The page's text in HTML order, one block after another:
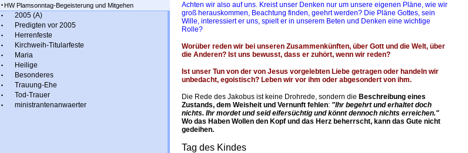
HW Plamsonntag-Begeisterung und Mitgehen
2005 (A)
Predigten vor 2005
Herrenfeste
Kirchweih-Titularfeste
Maria
Heilige
Besonderes
Trauung-Ehe
Tod-Trauer
ministrantenanwaerter
Achten wir also auf uns. Kreist unser Denken nur um unsere eigenen Pläne, wie wir
groß herauskommen, Beachtung finden, geehrt werden? Die Pläne Gottes, sein
Wille, interessiert er uns, spielt er in unserem Beten und Denken eine wichtige
Rolle?
Worüber reden wir bei unseren Zusammenkünften, über Gott und die Welt, über
die Anderen? Ist uns bewusst, dass er zuhört, wenn wir reden?
Ist unser Tun von der von Jesus vorgelebten Liebe getragen oder handeln wir
unbedacht, egoistisch? Leben wir vor ihm oder abgesondert von ihm.
Die Rede des Jakobus ist keine Drohrede, sondern die Beschreibung eines
Zustands, dem Weisheit und Vernunft fehlen: "Ihr begehrt und erhaltet doch
nichts. Ihr mordet und seid eifersüchtig und könnt dennoch nichts erreichen."
Wo das Haben Wollen den Kopf und das Herz beherrscht, kann das Gute nicht
gedeihen.
Tag des Kindes